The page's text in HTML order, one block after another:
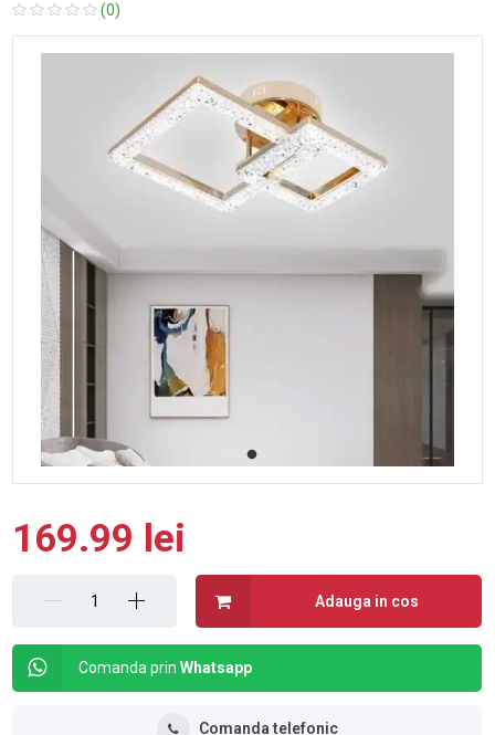
(0)
169.99 lei
Adauga in cos
Comanda prinWhatsapp
Comanda telefonic